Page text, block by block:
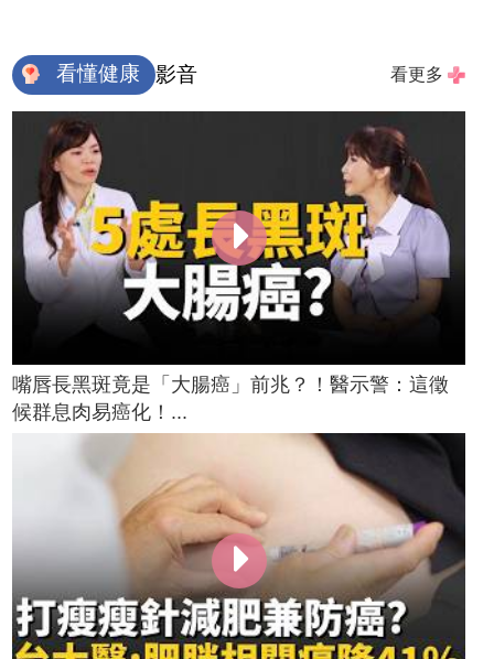
看懂健康 影音 看更多
嘴唇長黑斑竟是「大腸癌」前兆？！醫示警：這徵
候群息肉易癌化！...